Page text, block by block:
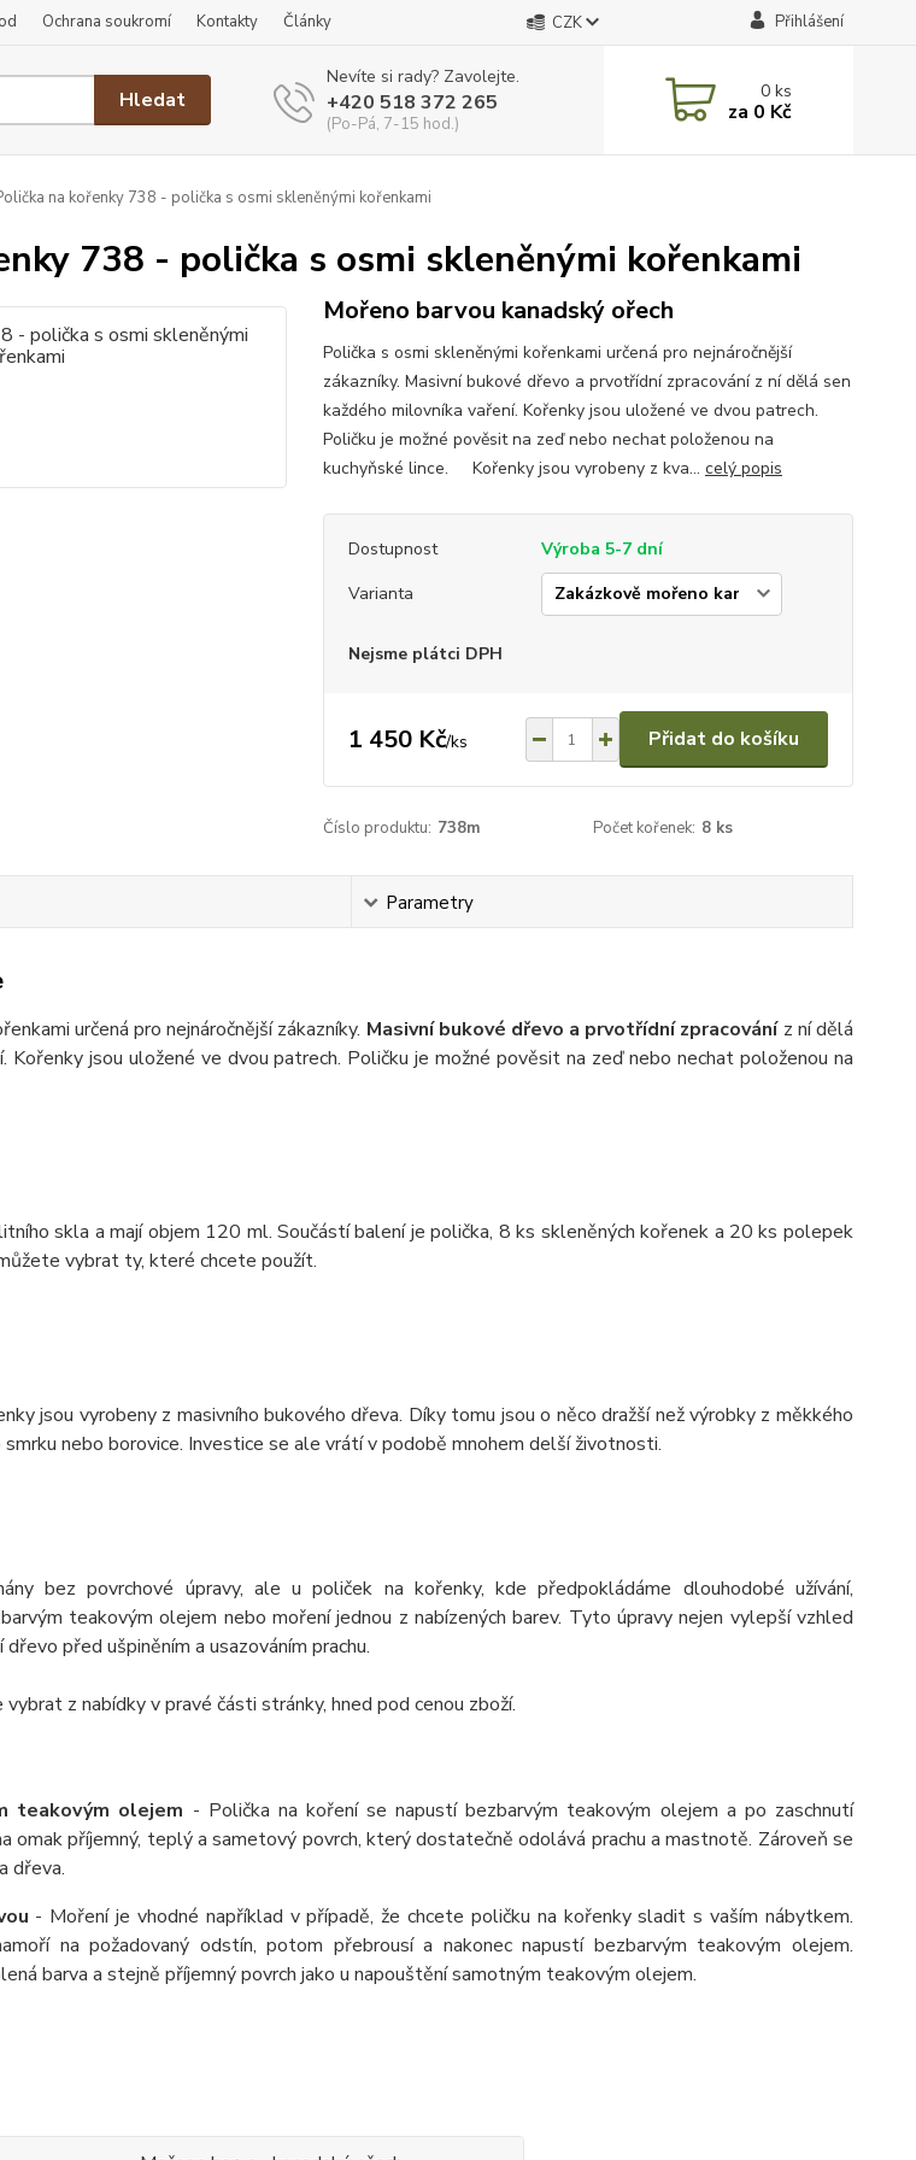
Ochrana soukromí Kontakty Články CZK Přihlášení
Hledat
Nevíte si rady? Zavolejte.
+420 518 372 265
(Po-Pá, 7-15 hod.)
0ks
za 0 Kč
na kořenky 738 - polička s osmi skleněnými kořenkami
738 - polička s osmi skleněnými kořenkami
Mořeno barvou kanadský ořech
Polička s osmi skleněnými kořenkami určená pro nejnáročnější
zákazníky. Masivní bukové dřevo a prvotřídní zpracování z ní dělá sen
každého milovníka vaření. Kořenky jsou uložené ve dvou patrech.
Poličku je možné pověsit na zeď nebo nechat položenou na
kuchyňské lince. Kořenky jsou vyrobeny z kva... celý popis
Dostupnost
Výroba 5-7 dní
Varianta
Nejsme plátci DPH
1 450 Kč/ks Přidat do košíku
Číslo produktu: 738m Počet kořenek: 8 ks
Parametry
určená pro nejnáročnější zákazníky. Masivní bukové dřevo a prvotřídní zpracováníz ní dělá
Kořenky jsou uložené ve dvou patrech. Poličku je možné pověsit na zeď nebo nechat položenou na
skla a mají objem 120 ml. Součástí balení je polička, 8 ks skleněných kořenek a 20 ks polepek
vybrat ty, které chcete použít.
jsou vyrobeny z masivního bukového dřeva. Díky tomu jsou o něco dražší než výrobky z měkkého
nebo borovice. Investice se ale vrátí v podobě mnohem delší životnosti.
bez povrchové úpravy, ale u poliček na kořenky, kde předpokládáme dlouhodobé užívání,
teakovým olejem nebo moření jednou z nabízených barev. Tyto úpravy nejen vylepší vzhled
před ušpiněním a usazováním prachu.
z nabídky v pravé části stránky, hned pod cenou zboží.
teakovým olejem - Polička na koření se napustí bezbarvým teakovým olejem a po zaschnutí
omak příjemný, teplý a sametový povrch, který dostatečně odolává prachu a mastnotě. Zároveň se
dřeva.
- Moření je vhodné například v případě, že chcete poličku na kořenky sladit s vaším nábytkem.
na požadovaný odstín, potom přebrousí a nakonec napustí bezbarvým teakovým olejem.
barva a stejně příjemný povrch jako u napouštění samotným teakovým olejem.